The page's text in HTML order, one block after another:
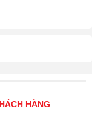
HÀNG